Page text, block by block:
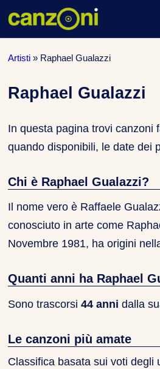
Artisti» Raphael Gualazzi
Raphael Gualazzi
In questa pagina trovi canzoni
quando disponibili, le date dei
Chi è Raphael Gualazzi?
Il nome vero è Raffaele
conosciuto in arte come
Novembre 1981, ha origini
Quanti anni ha Raphael
Sono trascorsi44 anni dalla
Le canzoni più amate
Classifica basata sui voti degli